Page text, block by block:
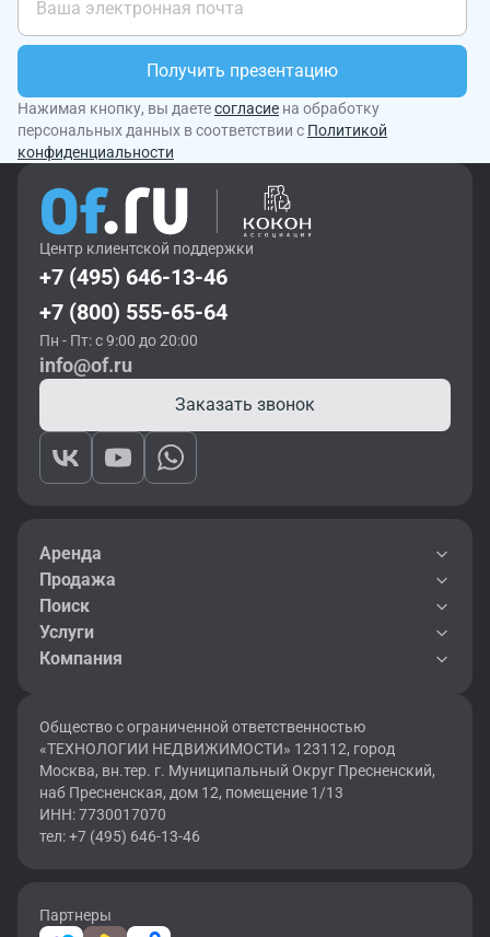
Получить презентацию
Нажимая кнопку, вы даетесогласие на обработку
персональных данных в соответствии с Политикой
конфиденциальности
Центр клиентской поддержки
+7 (495) 646-13-46
+7 (800) 555-65-64
Пн - Пт: с 9:00 до 20:00
info@of.ru
Заказать звонок
Аренда
Продажа
Поиск
Услуги
Компания
Общество с ограниченной ответственностью
«ТЕХНОЛОГИИ НЕДВИЖИМОСТИ» 123112, город
Москва, вн.тер. г. Муниципальный Округ Пресненский,
наб Пресненская, дом 12, помещение 1/13
ИНН: 7730017070
тел: +7 (495) 646-13-46
Партнеры